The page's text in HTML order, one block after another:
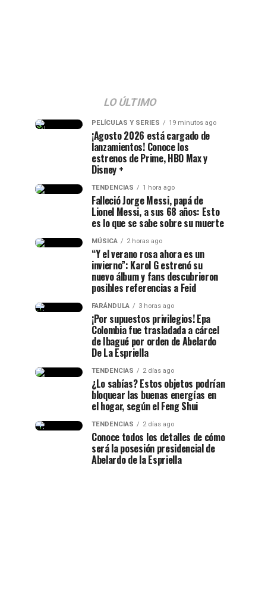
LO ÚLTIMO
PELÍCULAS Y SERIES 19 minutos ago
¡Agosto 2026 está cargado de
lanzamientos! Conoce los
estrenos de Prime, HBO Max y
Disney +
TENDENCIAS 1 hora ago
Falleció Jorge Messi, papá de
Lionel Messi, a sus 68 años: Esto
es lo que se sabe sobre su muerte
MÚSICA 2 horas ago
“Y el verano rosa ahora es un
invierno”: Karol G estrenó su
nuevo álbum y fans descubrieron
posibles referencias a Feid
FARÁNDULA 3 horas ago
¡Por supuestos privilegios! Epa
Colombia fue trasladada a cárcel
de Ibagué por orden de Abelardo
De La Espriella
TENDENCIAS 2 días ago
¿Lo sabías? Estos objetos podrían
bloquear las buenas energías en
el hogar, según el Feng Shui
TENDENCIAS 2 días ago
Conoce todos los detalles de cómo
será la posesión presidencial de
Abelardo de la Espriella